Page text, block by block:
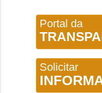
Portal da
Solicitar